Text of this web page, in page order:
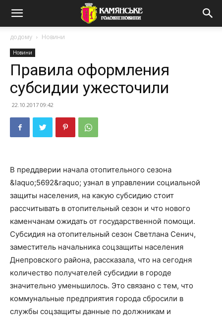
додому Новини
Новини
Правила оформления
субсидии ужесточили
22.10.2017 09:42
В преддверии начала отопительного сезона
&laquo;5692&raquo; узнал в управлении социальной
защиты населения, на какую субсидию стоит
рассчитывать в отопительный сезон и что нового
каменчанам ожидать от государственной помощи.
Субсидия на отопительный сезон Светлана Сенич,
заместитель начальника соцзащиты населения
Днепровского района, рассказала, что на сегодня
количество получателей субсидии в городе
значительно уменьшилось. Это связано с тем, что
коммунальные предприятия города сбросили в
службы соцзащиты данные по должникам и